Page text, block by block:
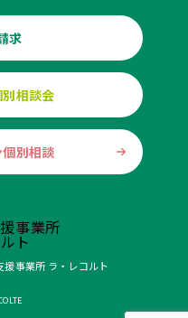
求
相談会
別相談
事業所 ラ・レコルト